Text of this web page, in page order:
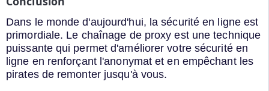
Dans le monde d'aujourd'hui, la sécurité en ligne est
primordiale. Le chaînage de proxy est une technique
puissante qui permet d'améliorer votre sécurité en
ligne en renforçant l'anonymat et en empêchant les
pirates de remonter jusqu'à vous.